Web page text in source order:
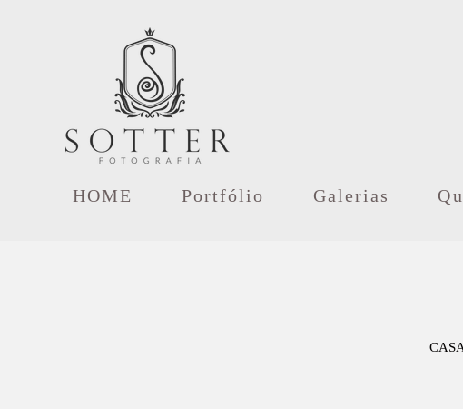
HOME Portfólio Galerias